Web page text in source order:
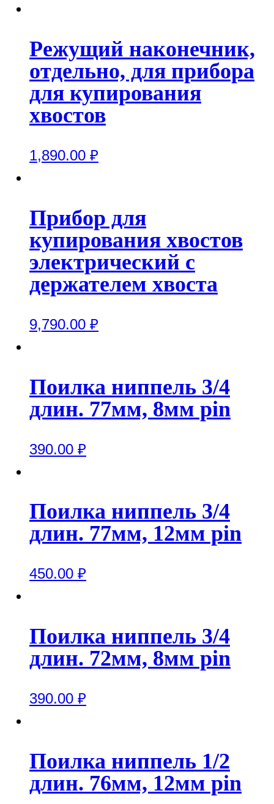
Режущий наконечник,
отдельно, для прибора
для купирования
хвостов
1,890.00 ₽
Прибор для
купирования хвостов
электрический с
держателем хвоста
9,790.00 ₽
Поилка ниппель 3/4
длин. 77мм, 8мм pin
390.00 ₽
Поилка ниппель 3/4
длин. 77мм, 12мм pin
450.00 ₽
Поилка ниппель 3/4
длин. 72мм, 8мм pin
390.00 ₽
Поилка ниппель 1/2
длин. 76мм, 12мм pin